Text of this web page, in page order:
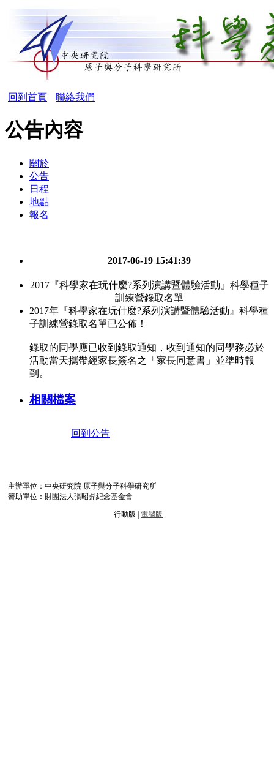
回到首頁 聯絡我們
公告內容
關於
公告
日程
地點
報名
2017-06-19 15:41:39
2017『科學家在玩什麼?系列演講暨體驗活動』科學種子
訓練營錄取名單
2017年『科學家在玩什麼?系列演講暨體驗活動』科學種
子訓練營錄取名單已公佈！
錄取的同學應已收到錄取通知，收到通知的同學務必於
活動當天攜帶經家長簽名之「家長同意書」並準時報
到。
相關檔案
回到公告
主辦單位：中央研究院 原子與分子科學研究所
贊助單位：財團法人張昭鼎紀念基金會
行動版 | 電腦版